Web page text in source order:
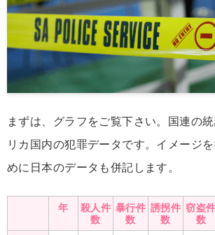
まずは、グラフをご覧下さい。国連の
リカ国内の犯罪データです。イメージ
めに日本のデータも併記します。
年
殺人件
数
暴行件
数
誘拐件
数
窃盗件
数